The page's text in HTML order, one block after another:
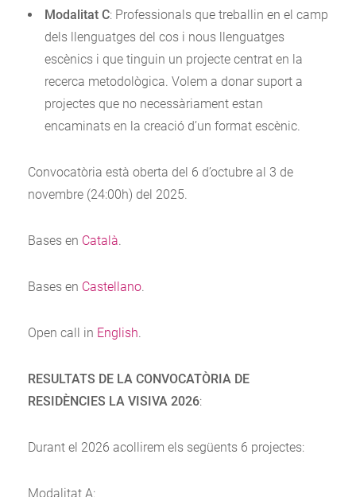
Modalitat C: Professionals que treballin en el camp
dels llenguatges del cos i nous llenguatges
escènics i que tinguin un projecte centrat en la
recerca metodològica. Volem a donar suport a
projectes que no necessàriament estan
encaminats en la creació d’un format escènic.
Convocatòria està oberta del 6 d’octubre al 3 de
novembre (24:00h) del 2025.
Bases en Català
Bases en Castellano
Open call in English
RESULTATS DE LA CONVOCATÒRIA DE
RESIDÈNCIES LA VISIVA 2026:
Durant el 2026 acollirem els següents 6 projectes:
Modalitat A: